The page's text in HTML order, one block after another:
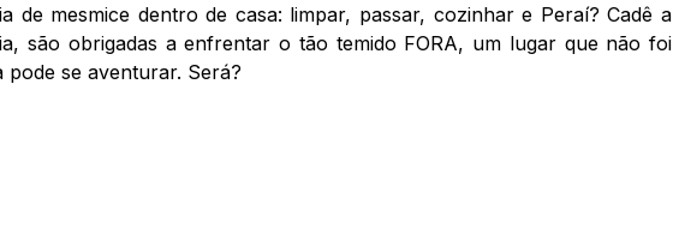
de mesmice dentro de casa: limpar, passar, cozinhar e Peraí? Cadê a
são obrigadas a enfrentar o tão temido FORA, um lugar que não foi
se aventurar. Será?